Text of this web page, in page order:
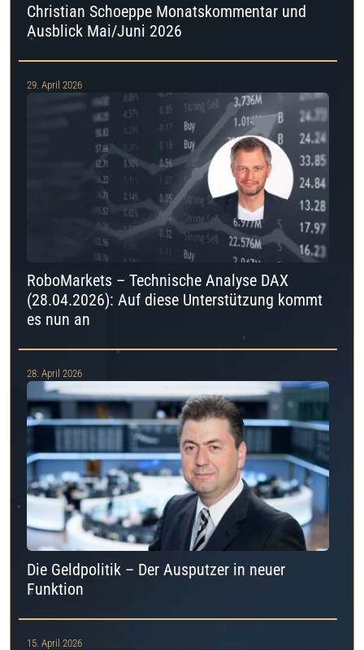
Christian Schoeppe Monatskommentar und
Ausblick Mai/Juni 2026
29. April 2026
RoboMarkets – Technische Analyse DAX
(28.04.2026): Auf diese Unterstützung kommt
es nun an
28. April 2026
Die Geldpolitik – Der Ausputzer in neuer
Funktion
15. April 2026